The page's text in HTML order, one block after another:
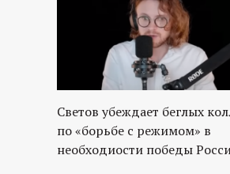
Светов убеждает беглых
по «борьбе с режимом» в
необходиости победы